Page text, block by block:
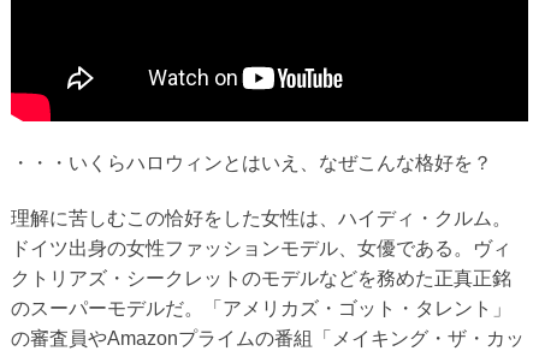
・・・いくらハロウィンとはいえ、なぜこんな格好を？
理解に苦しむこの恰好をした女性は、ハイディ・クルム。
ドイツ出身の女性ファッションモデル、女優である。ヴィ
クトリアズ・シークレットのモデルなどを務めた正真正銘
のスーパーモデルだ。「アメリカズ・ゴット・タレント」
の審査員やAmazonプライムの番組「メイキング・ザ・カッ